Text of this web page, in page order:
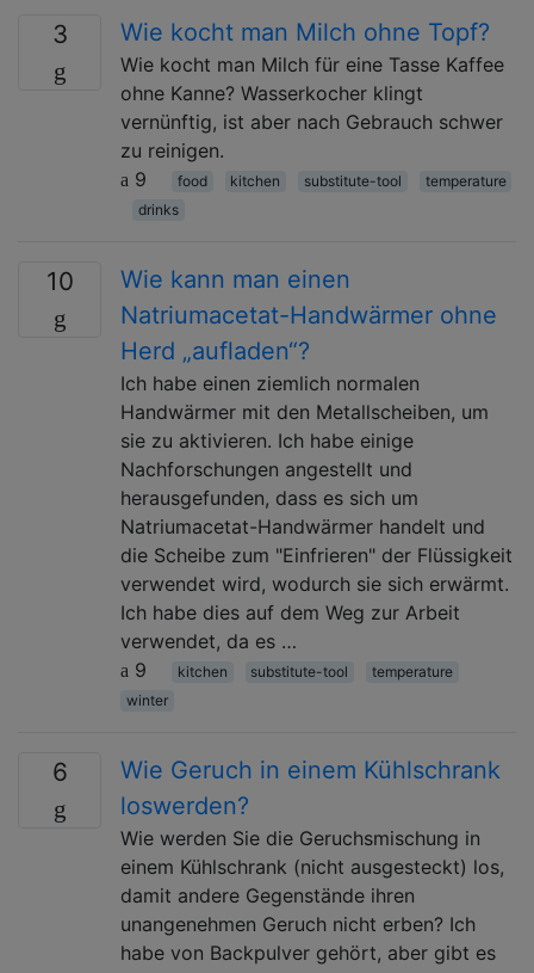
3 Wie kocht man Milch ohne Topf?
Wie kocht man Milch für eine Tasse Kaffee
ohne Kanne? Wasserkocher klingt
vernünftig, ist aber nach Gebrauch schwer
zu reinigen.
9
food kitchen substitute-tool
temperature
drinks
10
Wie kann man einen
Natriumacetat-Handwärmer ohne
Herd „aufladen“?
Ich habe einen ziemlich normalen
Handwärmer mit den Metallscheiben, um
sie zu aktivieren. Ich habe einige
Nachforschungen angestellt und
herausgefunden, dass es sich um
Natriumacetat-Handwärmer handelt und
die Scheibe zum "Einfrieren" der Flüssigkeit
verwendet wird, wodurch sie sich erwärmt.
Ich habe dies auf dem Weg zur Arbeit
verwendet, da es …
9
kitchen substitute-tool
temperature
winter
6
Wie Geruch in einem Kühlschrank
loswerden?
Wie werden Sie die Geruchsmischung in
einem Kühlschrank (nicht ausgesteckt) los,
damit andere Gegenstände ihren
unangenehmen Geruch nicht erben? Ich
habe von Backpulver gehört, aber gibt es